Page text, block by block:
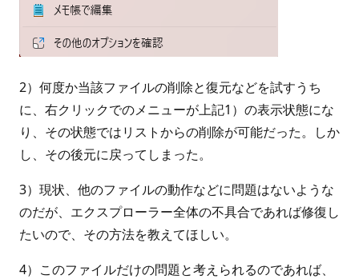
2）何度か当該ファイルの削除と復元などを試すうち
に、右クリックでのメニューが上記1）の表示状態にな
り、その状態ではリストからの削除が可能だった。しか
し、その後元に戻ってしまった。
3）現状、他のファイルの動作などに問題はないような
のだが、エクスプローラー全体の不具合であれば修復し
たいので、その方法を教えてほしい。
4）このファイルだけの問題と考えられるのであれば、